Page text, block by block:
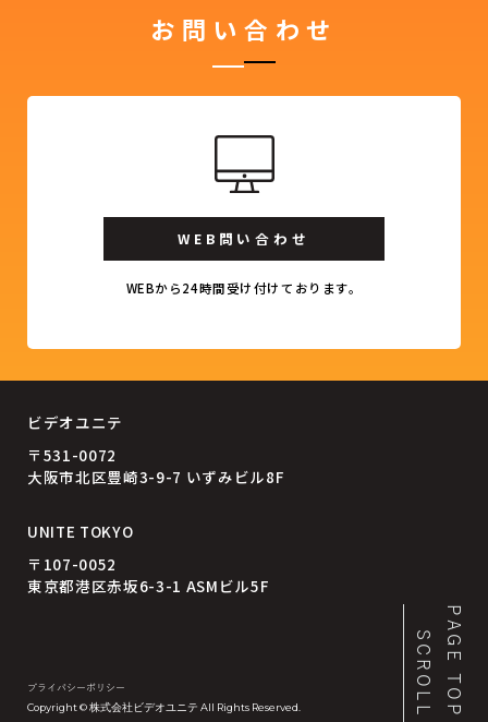
お問い合わせ
WEB問い合わせ
WEBから24時間受け付けております。
ビデオユニテ
〒531-0072
大阪市北区豊崎3-9-7 いずみビル8F
UNITE TOKYO
〒107-0052
東京都港区赤坂6-3-1 ASMビル5F
プライバシーポリシー
Copyright © 株式会社ビデオユニテ All Rights Reserved. SCROLLPAGE TOP